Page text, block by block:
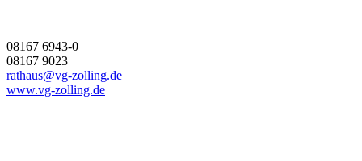
08167 6943-0
08167 9023
rathaus@vg-zolling.de
www.vg-zolling.de